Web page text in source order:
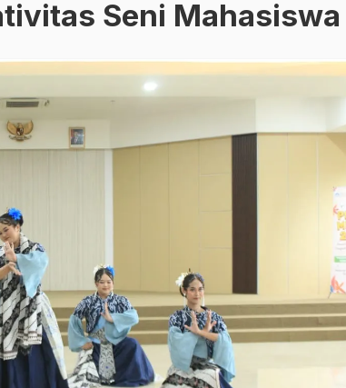
Seni Mahasiswa